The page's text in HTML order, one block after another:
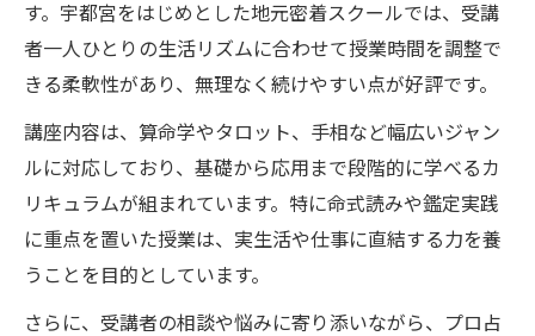
す。宇都宮をはじめとした地元密着スクールでは、受講
者一人ひとりの生活リズムに合わせて授業時間を調整で
きる柔軟性があり、無理なく続けやすい点が好評です。
講座内容は、算命学やタロット、手相など幅広いジャン
ルに対応しており、基礎から応用まで段階的に学べるカ
リキュラムが組まれています。特に命式読みや鑑定実践
に重点を置いた授業は、実生活や仕事に直結する力を養
うことを目的としています。
さらに、受講者の相談や悩みに寄り添いながら、プロ占